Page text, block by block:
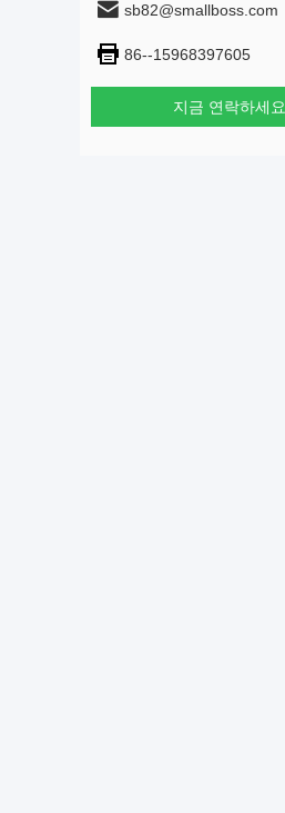
sb82@smallboss.com
86--15968397605
지금 연락하세요